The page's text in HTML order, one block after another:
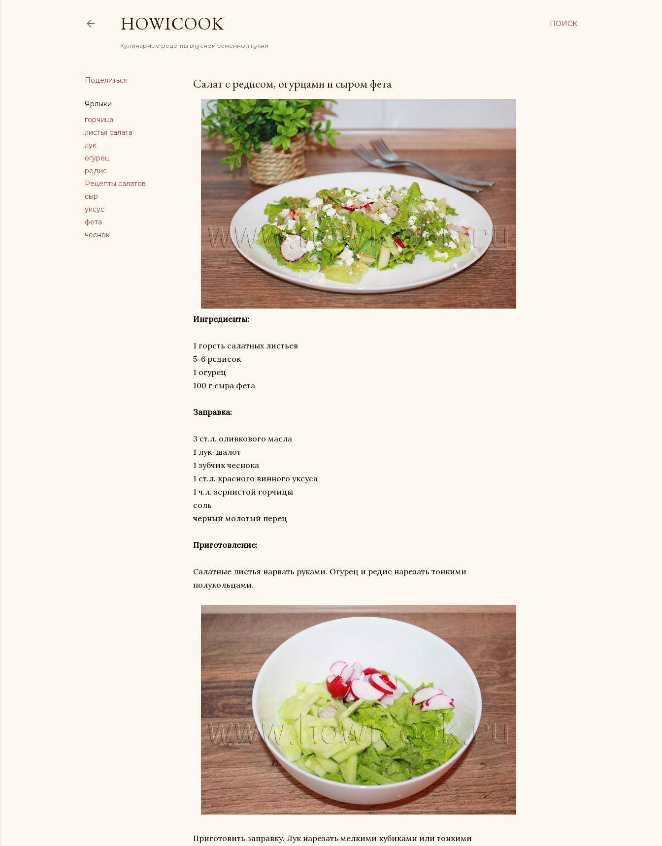
ПОИСК
HOWICOOK
Кулинарные рецепты вкусной семейной кухни
Поделиться
Ярлыки
горчица
листья салата
лук
огурец
редис
Рецепты салатов
сыр
уксус
фета
чеснок
Салат с редисом, огурцами и сыром фета
Ингредиенты:
1 горсть салатных листьев
5-6 редисок
1 огурец
100 г сыра фета
Заправка:
3 ст.л. оливкового масла
1 лук-шалот
1 зубчик чеснока
1 ст.л. красного винного уксуса
1 ч.л. зернистой горчицы
соль
черный молотый перец
Приготовление:
Салатные листья нарвать руками. Огурец и редис нарезать тонкими
полукольцами.
Приготовить заправку. Лук нарезать мелкими кубиками или тонкими